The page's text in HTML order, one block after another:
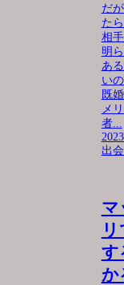
だ
た
相
明
あ
い
既
メ
者...
出
マ
す
か